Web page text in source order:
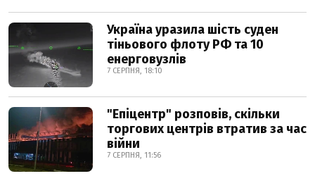
Україна уразила шість суден
тіньового флоту РФ та 10
енерговузлів
7 СЕРПНЯ, 18:10
"Епіцентр" розповів, скільки
торгових центрів втратив за час
війни
7 СЕРПНЯ, 11:56